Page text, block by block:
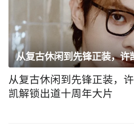
从复古休闲到先锋正装，许
凯解锁出道十周年大片